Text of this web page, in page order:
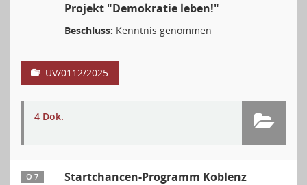
Projekt "Demokratie leben!"
Beschluss: Kenntnis genommen
UV/0112/2025
4 Dok.
Ö 7 Startchancen-Programm Koblenz